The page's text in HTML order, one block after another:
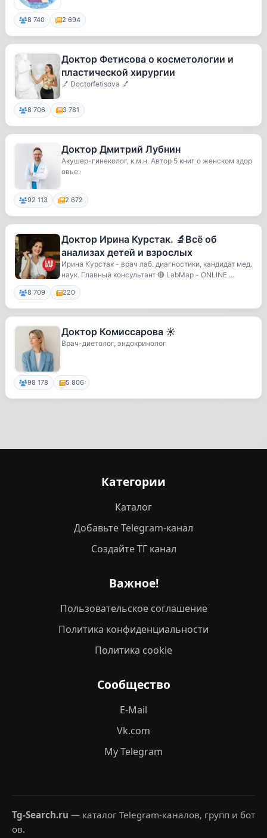
8 740 2 694
Доктор Фетисова о косметологии и
пластической хирургии
💅 Doctorfetisova 💅
8 706 3 781
Доктор Дмитрий Лубнин
Акушер-гинеколог, к.м.н. Автор 5 книг о женском здор
овье.
92 113 2 672
Доктор Ирина Курстак. 🔬Всё об
анализах детей и взрослых
Ирина Курстак - врач лаб. диагностики, кандидат мед.
наук. Главный консультант 🔴 LabMap - ONLINE ...
8 709 220
Доктор Комиссарова ☀️
Врач-диетолог, эндокринолог
98 178 5 806
Категории
Каталог
Добавьте Telegram-канал
Создайте ТГ канал
Важное!
Пользовательское соглашение
Политика конфиденциальности
Политика cookie
Сообщество
E-Mail
Vk.com
My Telegram
Tg-Search.ru — каталог Telegram-каналов, групп и бот
ов.